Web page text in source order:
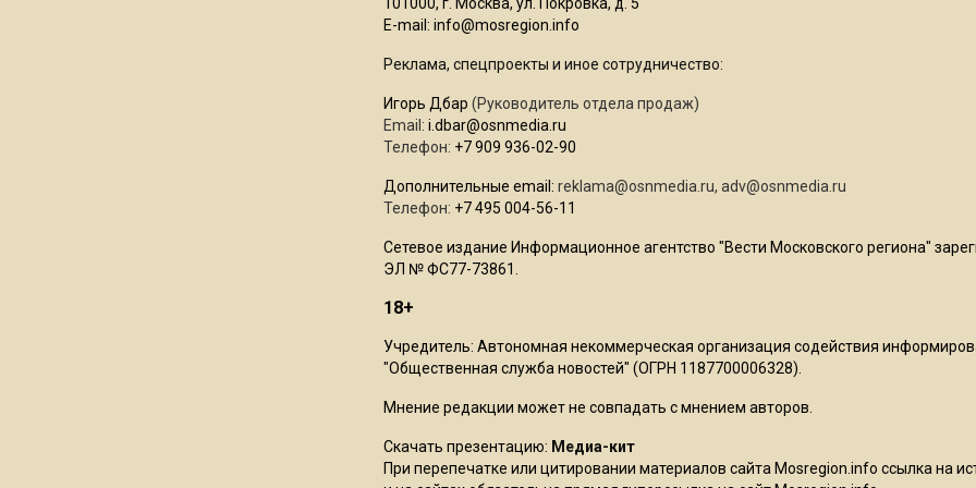
E-mail: info@mosregion.info
Реклама, спецпроекты и иное сотрудничество:
Игорь Дбар (Руководитель отдела продаж)
Email: i.dbar@osnmedia.ru
Телефон: +7 909 936-02-90
Дополнительные email: reklama@osnmedia.ru, adv@osnmedia.ru
Телефон: +7 495 004-56-11
Сетевое издание Информационное агентство "Вести Московского региона"
ЭЛ № ФС77-73861.
18+
Учредитель: Автономная некоммерческая организация содействия
"Общественная служба новостей" (ОГРН 1187700006328).
Мнение редакции может не совпадать с мнением авторов.
Скачать презентацию: Медиа-кит
При перепечатке или цитировании материалов сайта Mosregion.info ссылка на